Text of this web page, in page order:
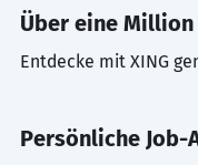
Über eine Million
Entdecke mit XING
Persönliche Job-